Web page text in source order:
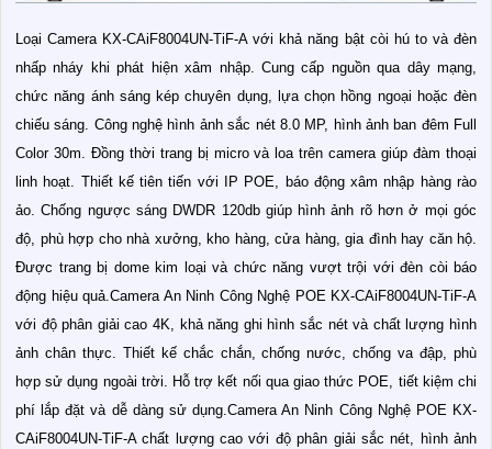
Loại Camera KX-CAiF8004UN-TiF-A với khả năng bật còi hú to và đèn
nhấp nháy khi phát hiện xâm nhập. Cung cấp nguồn qua dây mạng,
chức năng ánh sáng kép chuyên dụng, lựa chọn hồng ngoại hoặc đèn
chiếu sáng. Công nghệ hình ảnh sắc nét 8.0 MP, hình ảnh ban đêm Full
Color 30m. Đồng thời trang bị micro và loa trên camera giúp đàm thoại
linh hoạt. Thiết kế tiên tiến với IP POE, báo động xâm nhập hàng rào
ảo. Chống ngược sáng DWDR 120db giúp hình ảnh rõ hơn ở mọi góc
độ, phù hợp cho nhà xưởng, kho hàng, cửa hàng, gia đình hay căn hộ.
Được trang bị dome kim loại và chức năng vượt trội với đèn còi báo
động hiệu quả.Camera An Ninh Công Nghệ POE KX-CAiF8004UN-TiF-A
với độ phân giải cao 4K, khả năng ghi hình sắc nét và chất lượng hình
ảnh chân thực. Thiết kế chắc chắn, chống nước, chống va đập, phù
hợp sử dụng ngoài trời. Hỗ trợ kết nối qua giao thức POE, tiết kiệm chi
phí lắp đặt và dễ dàng sử dụng.Camera An Ninh Công Nghệ POE KX-
CAiF8004UN-TiF-A chất lượng cao với độ phân giải sắc nét, hình ảnh